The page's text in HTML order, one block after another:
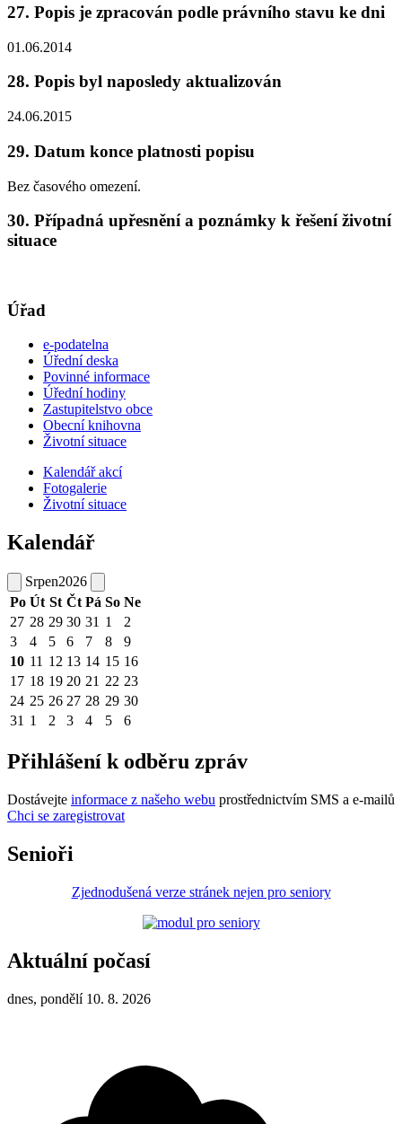
27. Popis je zpracován podle právního stavu ke dni
01.06.2014
28. Popis byl naposledy aktualizován
24.06.2015
29. Datum konce platnosti popisu
Bez časového omezení.
30. Případná upřesnění a poznámky k řešení životní
situace
Úřad
e-podatelna
Úřední deska
Povinné informace
Úřední hodiny
Zastupitelstvo obce
Obecní knihovna
Životní situace
Kalendář akcí
Fotogalerie
Životní situace
Kalendář
Srpen2026
Po Út St Čt Pá So Ne
27 28 29 30 31 1
2
3
4 5 6 7 8
9
10 11 12 13 14 15 16
17 18 19 20 21 22 23
24 25 26 27 28 29 30
31 1 2 3 4 5 6
Přihlášení k odběru zpráv
Dostávejte informace z našeho webu prostřednictvím SMS a e-mailů
Chci se zaregistrovat
Senioři
Zjednodušená verze stránek nejen pro seniory
Aktuální počasí
dnes, pondělí 10. 8. 2026